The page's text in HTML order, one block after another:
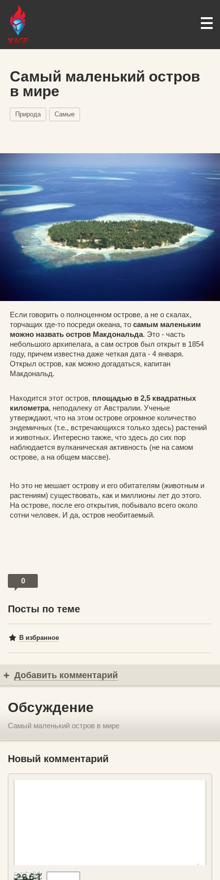
Самый маленький остров
в мире
Природа Самые
Если говорить о полноценном острове, а не о скалах,
торчащих где-то посреди океана, то самым маленьким
можно назвать остров Макдональда. Это - часть
небольшого архипелага, а сам остров был открыт в 1854
году, причем известна даже четкая дата - 4 января.
Открыл остров, как можно догадаться, капитан
Макдональд.
Находится этот остров, площадью в 2,5 квадратных
километра, неподалеку от Австралии. Ученые
утверждают, что на этом острове огромное количество
эндемичных (т.е., встречающихся только здесь) растений
и животных. Интересно также, что здесь до сих пор
наблюдается вулканическая активность (не на самом
острове, а на общем массве).
Но это не мешает острову и его обитателям (животным и
растениям) существовать, как и миллионы лет до этого.
На острове, после его открытия, побывало всего около
сотни человек. И да, остров необитаемый.
0
Посты по теме
В избранное
Добавить комментарий
Обсуждение
Самый маленький остров в мире
Новый комментарий